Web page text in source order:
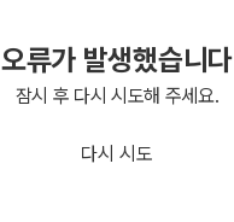
오류가 발생했습니다
잠시 후 다시 시도해 주세요.
다시 시도